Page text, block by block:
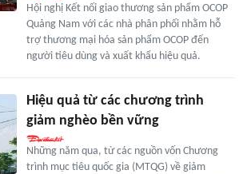
Hội nghị Kết nối giao thương sản phẩm OCOP
Quảng Nam với các nhà phân phối nhằm hỗ
trợ thương mại hóa sản phẩm OCOP đến
người tiêu dùng và xuất khẩu hiệu quả.
Hiệu quả từ các chương trình
giảm nghèo bền vững
Những năm qua, từ các nguồn vốn Chương
trình mục tiêu quốc gia (MTQG) về giảm